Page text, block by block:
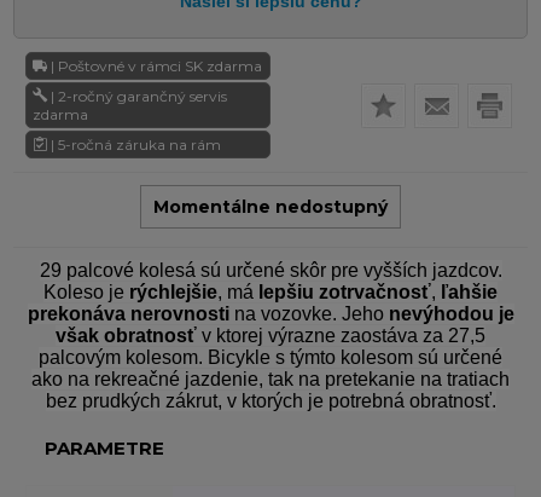
| Poštovné v rámci SK zdarma
| 2-ročný garančný servis
zdarma
| 5-ročná záruka na rám
Momentálne nedostupný
29 palcové kolesá sú určené skôr pre vyšších jazdcov.
Koleso je rýchlejšie, má lepšiu zotrvačnosť, ľahšie
prekonáva nerovnostina vozovke. Jeho nevýhodou je
však obratnosť v ktorej výrazne zaostáva za 27,5
palcovým kolesom. Bicykle s týmto kolesom sú určené
ako na rekreačné jazdenie, tak na pretekanie na tratiach
bez prudkých zákrut, v ktorých je potrebná obratnosť.
PARAMETRE